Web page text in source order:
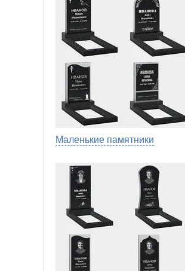
Маленькие памятники